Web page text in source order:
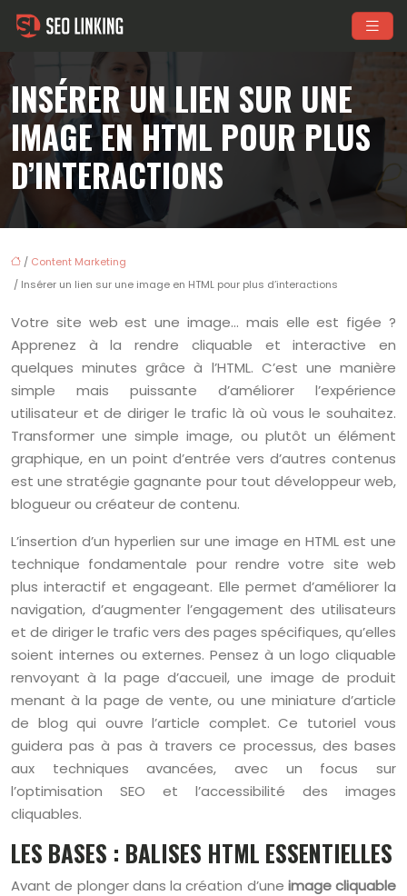
INSÉRER UN LIEN SUR UNE
IMAGE EN HTML POUR PLUS
D’INTERACTIONS
/ Content Marketing
/ Insérer un lien sur une image en HTML pour plus d’interactions
Votre site web est une image… mais elle est figée ?
Apprenez à la rendre cliquable et interactive en
quelques minutes grâce à l’HTML. C’est une manière
simple mais puissante d’améliorer l’expérience
utilisateur et de diriger le trafic là où vous le souhaitez.
Transformer une simple image, ou plutôt un élément
graphique, en un point d’entrée vers d’autres contenus
est une stratégie gagnante pour tout développeur web,
blogueur ou créateur de contenu.
L’insertion d’un hyperlien sur une image en HTML est une
technique fondamentale pour rendre votre site web
plus interactif et engageant. Elle permet d’améliorer la
navigation, d’augmenter l’engagement des utilisateurs
et de diriger le trafic vers des pages spécifiques, qu’elles
soient internes ou externes. Pensez à un logo cliquable
renvoyant à la page d’accueil, une image de produit
menant à la page de vente, ou une miniature d’article
de blog qui ouvre l’article complet. Ce tutoriel vous
guidera pas à pas à travers ce processus, des bases
aux techniques avancées, avec un focus sur
l’optimisation SEO et l’accessibilité des images
cliquables.
LES BASES : BALISES HTML ESSENTIELLES
Avant de plonger dans la création d’une image cliquable